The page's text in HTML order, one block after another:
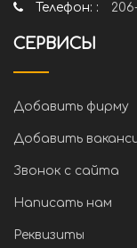
Телефон: :
СЕРВИСЫ
Добавить фирму
Добавить
Звонок с сайта
Написать нам
Реквизиты